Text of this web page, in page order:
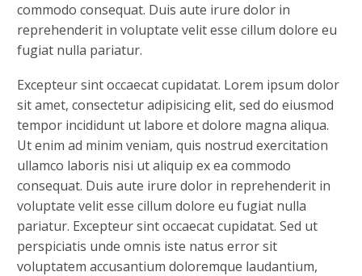
commodo consequat. Duis aute irure dolor in
reprehenderit in voluptate velit esse cillum dolore eu
fugiat nulla pariatur.
Excepteur sint occaecat cupidatat. Lorem ipsum dolor
sit amet, consectetur adipisicing elit, sed do eiusmod
tempor incididunt ut labore et dolore magna aliqua.
Ut enim ad minim veniam, quis nostrud exercitation
ullamco laboris nisi ut aliquip ex ea commodo
consequat. Duis aute irure dolor in reprehenderit in
voluptate velit esse cillum dolore eu fugiat nulla
pariatur. Excepteur sint occaecat cupidatat. Sed ut
perspiciatis unde omnis iste natus error sit
voluptatem accusantium doloremque laudantium,